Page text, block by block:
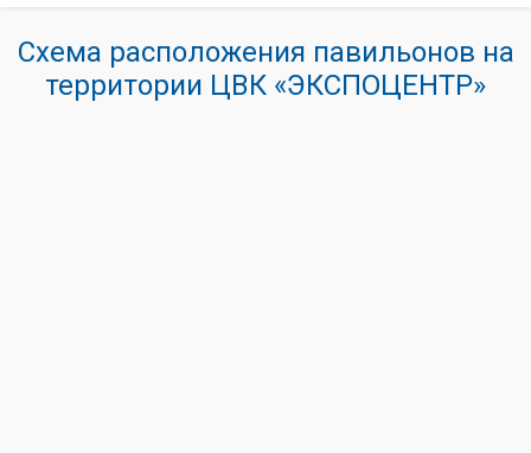
Схема расположения павильонов на
территории ЦВК «ЭКСПОЦЕНТР»